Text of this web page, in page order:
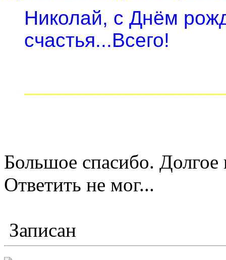
Николай, с Днём
счастья...Всего!
Большое спасибо.
Ответить не мог...
Записан